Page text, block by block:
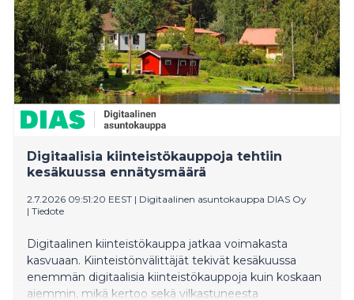
Digitaalisia kiinteistökauppoja tehtiin
kesäkuussa ennätysmäärä
2.7.2026 09:51:20 EEST | Digitaalinen asuntokauppa DIAS Oy
| Tiedote
Digitaalinen kiinteistökauppa jatkaa voimakasta
kasvuaan. Kiinteistönvälittäjät tekivät kesäkuussa
enemmän digitaalisia kiinteistökauppoja kuin koskaan
aiemmin, mikä kertoo sekä vilkastuneesta